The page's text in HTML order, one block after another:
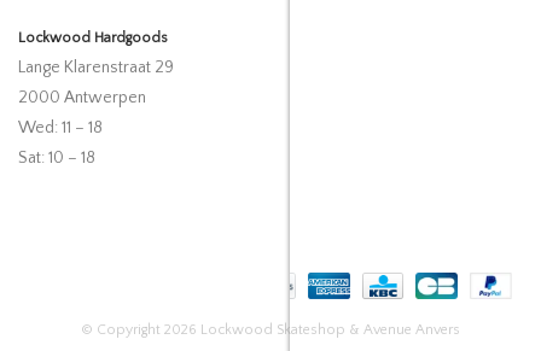
Lockwood Hardgoods
Lange Klarenstraat 29
2000 Antwerpen
Wed: 11 – 18
Sat: 10 – 18
© Copyright 2026 Lockwood Skateshop & Avenue Anvers